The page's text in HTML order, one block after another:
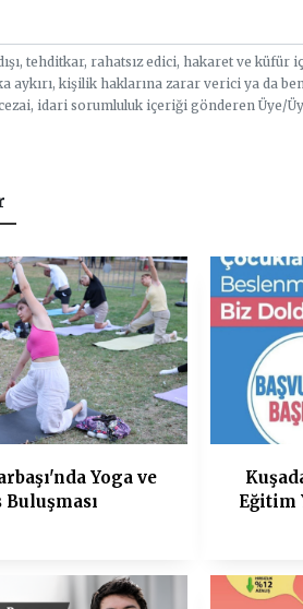
tehditkar, rahatsız edici, hakaret ve küfür
aykırı, kişilik haklarına zarar verici ya da
idari sorumluluk içeriği gönderen Üye/
Yoga ve
Buluşması
Eğitim